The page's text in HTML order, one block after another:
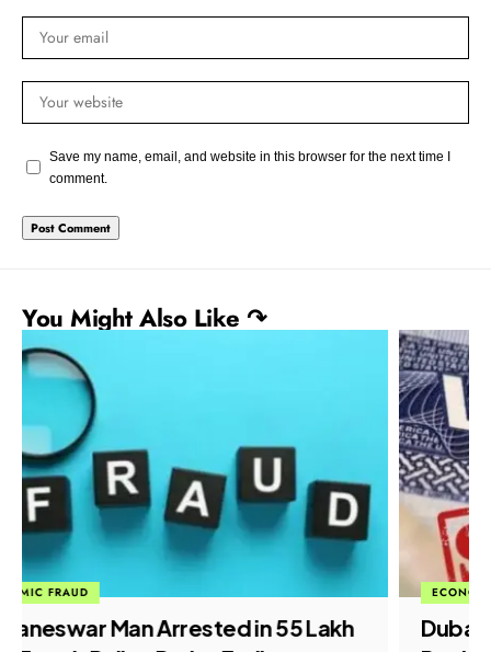
Save my name, email, and website in this browser for the next time I
comment.
You Might Also Like ↷
ECONOMIC FRAUD
Dubai Job Scam: Crime Branch